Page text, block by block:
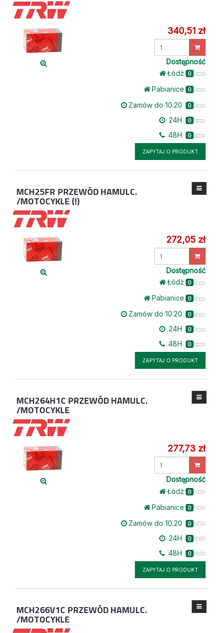
340,51 zł
Dostępność
Łódż 0
Pabianice 0
Zamów do 10.20 0
24H 0
48H 0
ZAPYTAJ O PRODUKT
MCH25FR PRZEWÓD HAMULC.
/MOTOCYKLE (!)
272,05 zł
Dostępność
Łódż 0
Pabianice 0
Zamów do 10.20 0
24H 0
48H 0
ZAPYTAJ O PRODUKT
MCH264H1C PRZEWÓD HAMULC.
/MOTOCYKLE
277,73 zł
Wprowadź
ilość
Dostępność
Łódż 0
Pabianice 0
Zamów do 10.20 0
24H 0
48H 0
ZAPYTAJ O PRODUKT
MCH266V1C PRZEWÓD HAMULC.
/MOTOCYKLE